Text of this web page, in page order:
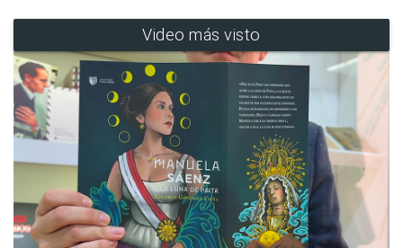
Video más visto